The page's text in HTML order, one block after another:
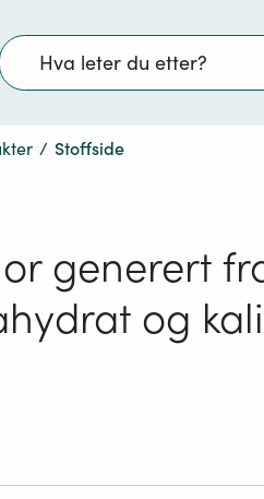
Søk
/ Stoffside
generert
og